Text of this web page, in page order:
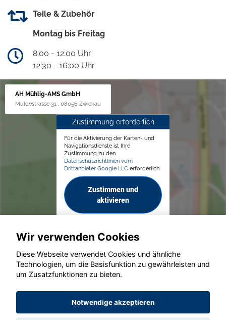
Teile & Zubehör
Montag bis Freitag
8:00 - 12:00 Uhr
12:30 - 16:00 Uhr
AH Mühlig-AMS GmbH
Muldestrasse 31 , 08056 Zwickau
Zustimmung erforderlich
Für die Aktivierung der Karten- und
Navigationsdienste ist Ihre
Zustimmung zu den
Datenschutzrichtlinien vom
Drittanbieter Google LLC erforderlich.
Zustimmen und
aktivieren
© konjunkturmotor.de GmbH 2020 - 2026
Wir verwenden Cookies
Diese Webseite verwendet Cookies und ähnliche
Technologien, um die Basisfunktion zu gewährleisten und
um Zusatzfunktionen zu bieten.
Notwendige akzeptieren